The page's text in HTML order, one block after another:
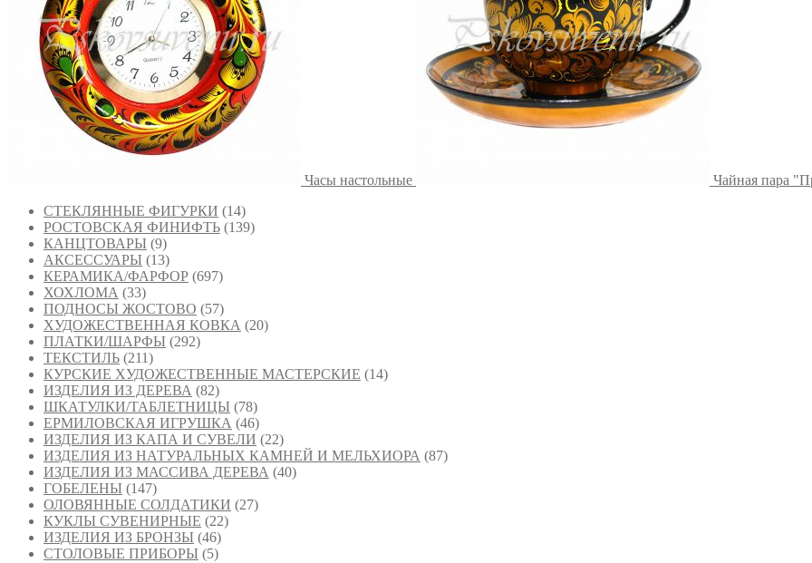
Часы настольные
Чайная пара
СТЕКЛЯННЫЕ ФИГУРКИ (14)
РОСТОВСКАЯ ФИНИФТЬ (139)
КАНЦТОВАРЫ (9)
АКСЕССУАРЫ (13)
КЕРАМИКА/ФАРФОР (697)
ХОХЛОМА (33)
ПОДНОСЫ ЖОСТОВО (57)
ХУДОЖЕСТВЕННАЯ КОВКА (20)
ПЛАТКИ/ШАРФЫ (292)
ТЕКСТИЛЬ (211)
КУРСКИЕ ХУДОЖЕСТВЕННЫЕ МАСТЕРСКИЕ (14)
ИЗДЕЛИЯ ИЗ ДЕРЕВА (82)
ШКАТУЛКИ/ТАБЛЕТНИЦЫ (78)
ЕРМИЛОВСКАЯ ИГРУШКА (46)
ИЗДЕЛИЯ ИЗ КАПА И СУВЕЛИ (22)
ИЗДЕЛИЯ ИЗ НАТУРАЛЬНЫХ КАМНЕЙ И МЕЛЬХИОРА (87)
ИЗДЕЛИЯ ИЗ МАССИВА ДЕРЕВА (40)
ГОБЕЛЕНЫ (147)
ОЛОВЯННЫЕ СОЛДАТИКИ (27)
КУКЛЫ СУВЕНИРНЫЕ (22)
ИЗДЕЛИЯ ИЗ БРОНЗЫ (46)
СТОЛОВЫЕ ПРИБОРЫ (5)